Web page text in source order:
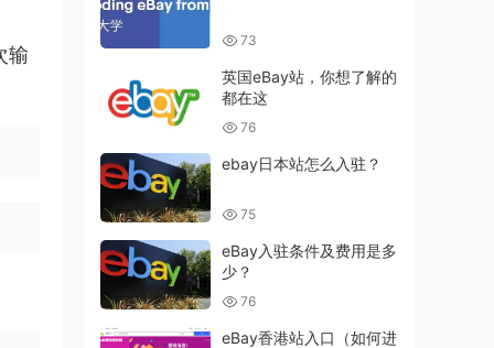
输
73
英国eBay站，你想了解的
都在这
76
ebay日本站怎么入驻？
75
eBay入驻条件及费用是多
少？
76
eBay香港站入口（如何进